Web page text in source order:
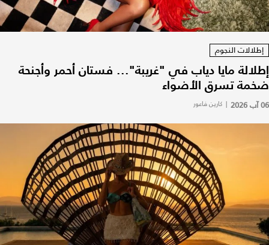
إطلالات النجوم
إطلالة مايا دياب في "غريبة"... فستان أحمر وأجنحة
ضخمة تسرق الأضواء
06 آب 2026 | كارين فاعور